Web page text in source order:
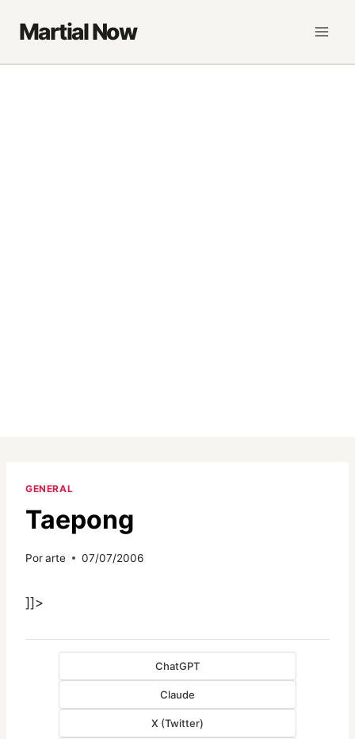
Martial Now
GENERAL
Taepong
Porarte 07/07/2006
]]>
ChatGPT
Claude
X (Twitter)